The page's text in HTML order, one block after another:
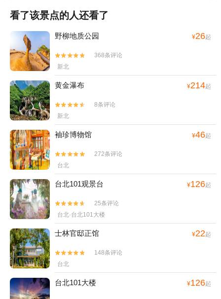
看了该景点的人还看了
野柳地质公园 ¥26起


368条评论
新北
黄金瀑布 ¥214起


8条评论
新北
袖珍博物馆 ¥46起


272条评论
台北
台北101观景台 ¥126起


25条评论
台北·台北101大楼
士林官邸正馆 ¥22起


148条评论
台北
台北101大楼 ¥126起